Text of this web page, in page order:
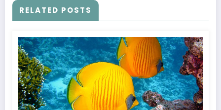
RELATED POSTS